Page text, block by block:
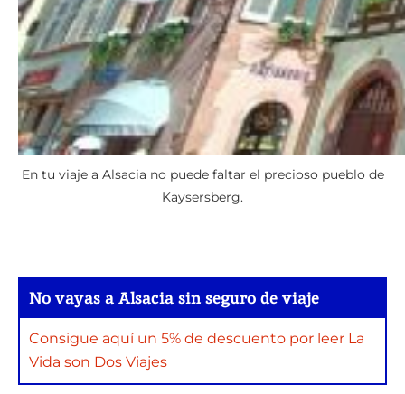
En tu viaje a Alsacia no puede faltar el precioso pueblo de
Kaysersberg.
No vayas a Alsacia sin seguro de viaje
Consigue aquí un 5% de descuento por leer La
Vida son Dos Viajes